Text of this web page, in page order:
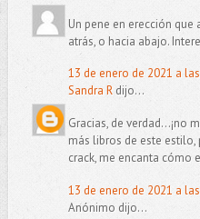
Un pene en erección que
atrás, o hacia abajo.
13 de enero de 2021 a
Sandra Rdijo...
Gracias, de verdad...¡no
más libros de este estilo,
crack, me encanta cómo
13 de enero de 2021 a
Anónimo dijo...